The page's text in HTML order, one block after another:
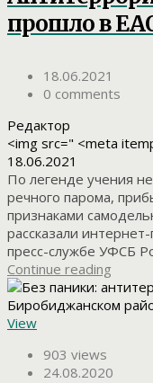
прошло в
18.06.2021
0 comments
Редактор
<img src=" <meta
18.06.2021
По легенде учения
речного парома,
признаками
рассказали
пресс-службе УФСБ
Continue reading
View
903 views
24.08.2020